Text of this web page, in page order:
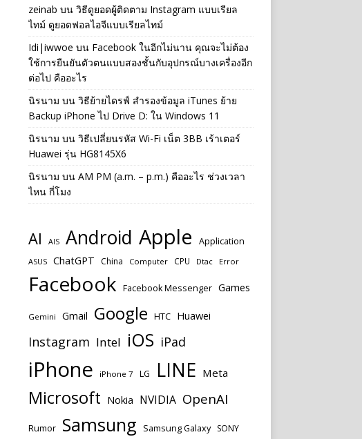
zeinab บน วิธีดูยอดผู้ติดตาม Instagram แบบเรียล
ไทม์ ดูยอดฟอลไอจีแบบเรียลไทม์
Idi|iwwoe บน Facebook ในอีกไม่นาน คุณจะไม่ต้อง
ใช้การยืนยันตัวตนแบบสองชั้นกับอุปกรณ์บางเครื่องอีก
ต่อไป คืออะไร
นิรนาม บน วิธีย้ายไดรฟ์ สำรองข้อมูล iTunes ย้าย
Backup iPhone ไป Drive D: ใน Windows 11
นิรนาม บน วิธีเปลี่ยนรหัส Wi-Fi เน็ต 3BB เร้าเตอร์
Huawei รุ่น HG8145X6
นิรนาม บน AM PM (a.m. – p.m.) คืออะไร ช่วงเวลา
ไหน กี่โมง
AI AIS Android Apple Application
ASUS ChatGPT China Computer CPU Dtac Error
Facebook Facebook Messenger Games
Gemini Gmail Google HTC Huawei
Instagram Intel iOS iPad
iPhone iPhone 7 LG LINE Meta
Microsoft Nokia NVIDIA OpenAI
Rumor Samsung Samsung Galaxy SONY